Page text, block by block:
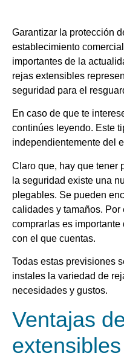
Garantizar la protección
establecimiento
importantes de la
rejas extensibles
seguridad para el
En caso de que te
continúes leyendo. Este
independientemente del
Claro que, hay que tener
la seguridad existe una
plegables. Se pueden
calidades y tamaños. Por
comprarlas es
con el que cuentas.
Todas estas previsiones
instales la variedad de
necesidades y gustos.
Ventajas
extensibles